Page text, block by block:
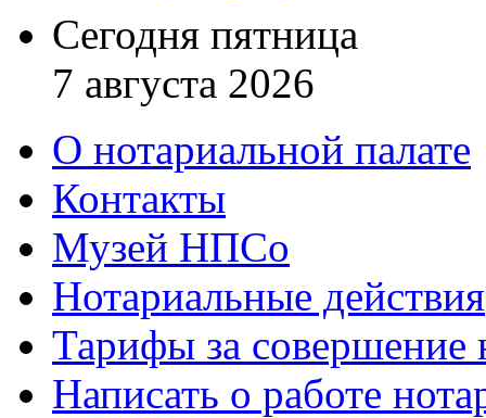
Сегодня пятница
7 августа 2026
О нотариальной палате
Контакты
Музей НПСо
Нотариальные действия
Тарифы за совершение
Написать о работе